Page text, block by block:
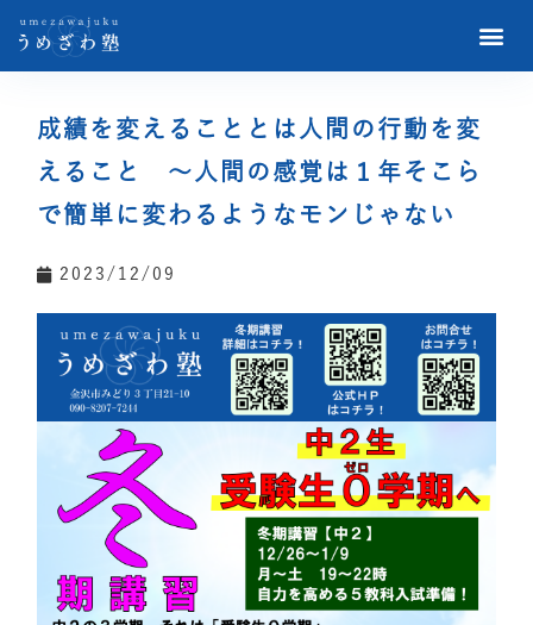
成績を変えることとは人間の行動を変
えること 〜人間の感覚は１年そこら
で簡単に変わるようなモンじゃない
2023/12/09